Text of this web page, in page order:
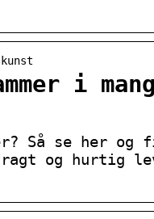
i
Så se her
og hurtig